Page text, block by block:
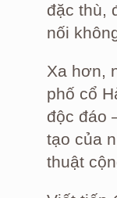
đặc thù,
nối
Xa hơn,
phố cổ
độc đáo
tạo của
thuật